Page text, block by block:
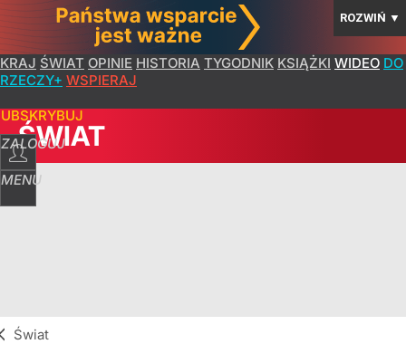
ROZWIŃ ▼
KRAJ ŚWIAT OPINIE HISTORIA TYGODNIK KSIĄŻKI WIDEO DO
RZECZY+ WSPIERAJ
ZALOGUJ
MENU
ŚWIAT
Świat